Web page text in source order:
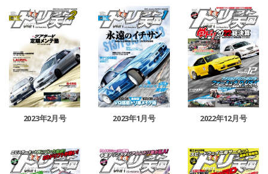
2023年2月号 2023年1月号 2022年12月号